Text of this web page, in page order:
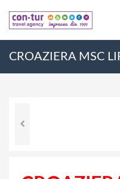
CROAZIERA MSC